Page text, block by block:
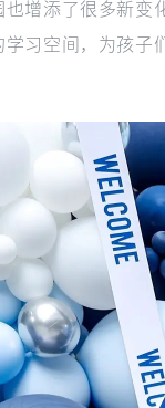
增添了很多新
习空间，为孩